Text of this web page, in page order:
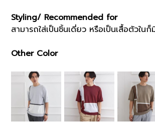
Styling/ Recommended for
สามารถใส่เป็นชิ้นเดี่ยว หรือเป็นเสื้อตัวใน
Other Color